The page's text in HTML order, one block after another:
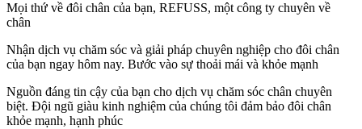
Mọi thứ về đôi chân của bạn, REFUSS, một công ty chuyên về
chân
Nhận dịch vụ chăm sóc và giải pháp chuyên nghiệp cho đôi chân
của bạn ngay hôm nay. Bước vào sự thoải mái và khỏe mạnh
Nguồn đáng tin cậy của bạn cho dịch vụ chăm sóc chân chuyên
biệt. Đội ngũ giàu kinh nghiệm của chúng tôi đảm bảo đôi chân
khỏe mạnh, hạnh phúc